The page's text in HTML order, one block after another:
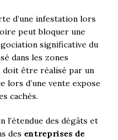
d’une infestation lors
peut bloquer une
significative du
dans les zones
être réalisé par un
lors d’une vente expose
cachés.
l’étendue des dégâts et
des entreprises de